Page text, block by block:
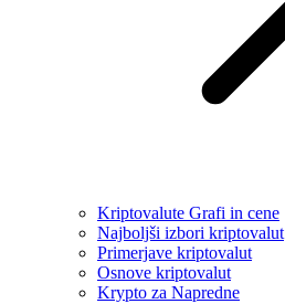
Kriptovalute Grafi in cene
Najboljši izbori kriptovalut
Primerjave kriptovalut
Osnove kriptovalut
Krypto za Napredne